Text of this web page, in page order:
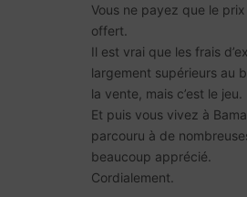
Vous ne payez que le
offert.
Il est vrai que les frais
largement supérieurs au
la vente, mais c’est le jeu.
Et puis vous vivez à
parcouru à de
beaucoup apprécié.
Cordialement.